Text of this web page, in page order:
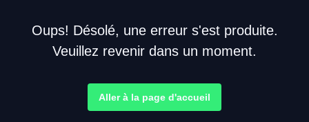
Oups! Désolé, une erreur s'est produite.
Veuillez revenir dans un moment.
Aller à la page d'accueil